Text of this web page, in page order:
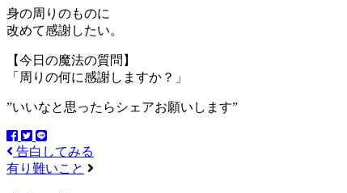
身の周りのものに
改めて感謝したい。
【今日の魔法の質問】
「周りの何に感謝しますか？」
”いいなと思ったらシェアお願いします”
告白してみる
有り難いこと